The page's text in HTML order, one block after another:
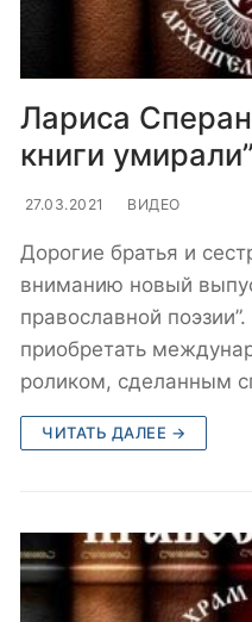
Лариса
книги умирали”
27.03.2021 ВИДЕО
Дорогие братья и
вниманию новый
православной
приобретать
роликом, сделанным
ЧИТАТЬ ДАЛЕЕ →